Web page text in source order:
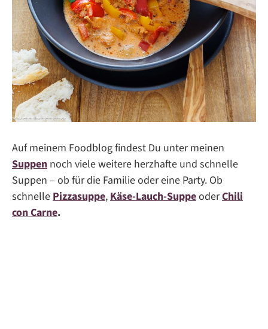
Auf meinem Foodblog findest Du unter meinen
Suppen noch viele weitere herzhafte und schnelle
Suppen – ob für die Familie oder eine Party. Ob
schnellePizzasuppe,Käse-Lauch-SuppeoderChili
con Carne.